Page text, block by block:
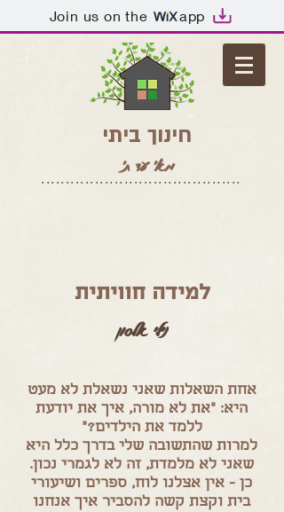
Join us on the app
חינוך ביתי
מא' עד ת'
*****************************************
למידה חוויתית
נילי אלסון
אחת השאלות שאני נשאלת לא מעט
היא: "את לא מורה, איך את יודעת
ללמד את הילדים?"
למרות שהתשובה שלי בדרך כלל היא
שאני לא מלמדת, זה לא לגמרי נכון.
כן - אין אצלנו לוח, ספרים ושיעורי
בית וקצת קשה להסביר איך אנחנו